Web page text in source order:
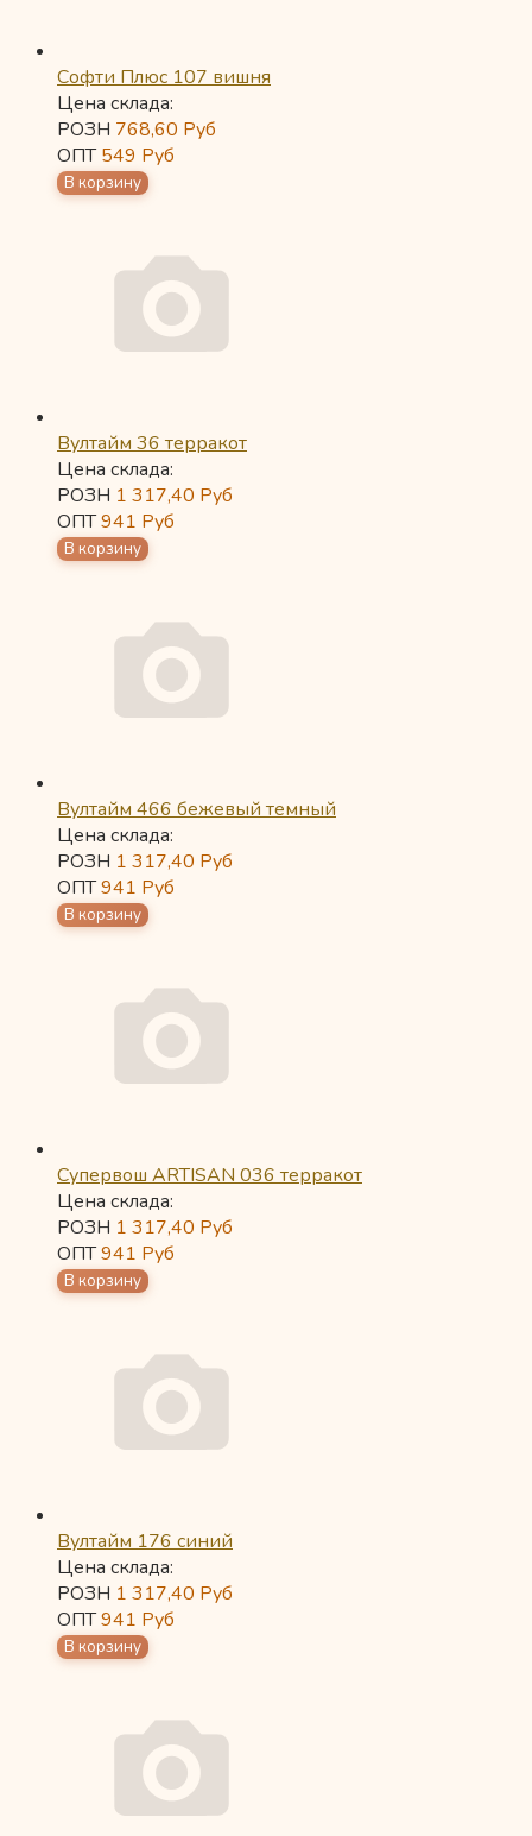
Софти Плюс 107 вишня
Цена склада:
РОЗН 768,60 Руб
ОПТ549 Руб
Вултайм 36 терракот
Цена склада:
РОЗН 1 317,40 Руб
ОПТ941 Руб
Вултайм 466 бежевый темный
Цена склада:
РОЗН 1 317,40 Руб
ОПТ941 Руб
Супервош ARTISAN 036 терракот
Цена склада:
РОЗН 1 317,40 Руб
ОПТ941 Руб
Вултайм 176 синий
Цена склада:
РОЗН 1 317,40 Руб
ОПТ941 Руб